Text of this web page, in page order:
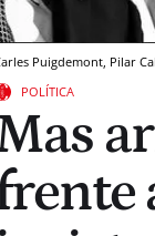
Puigdemont, Pilar
POLÍTICA